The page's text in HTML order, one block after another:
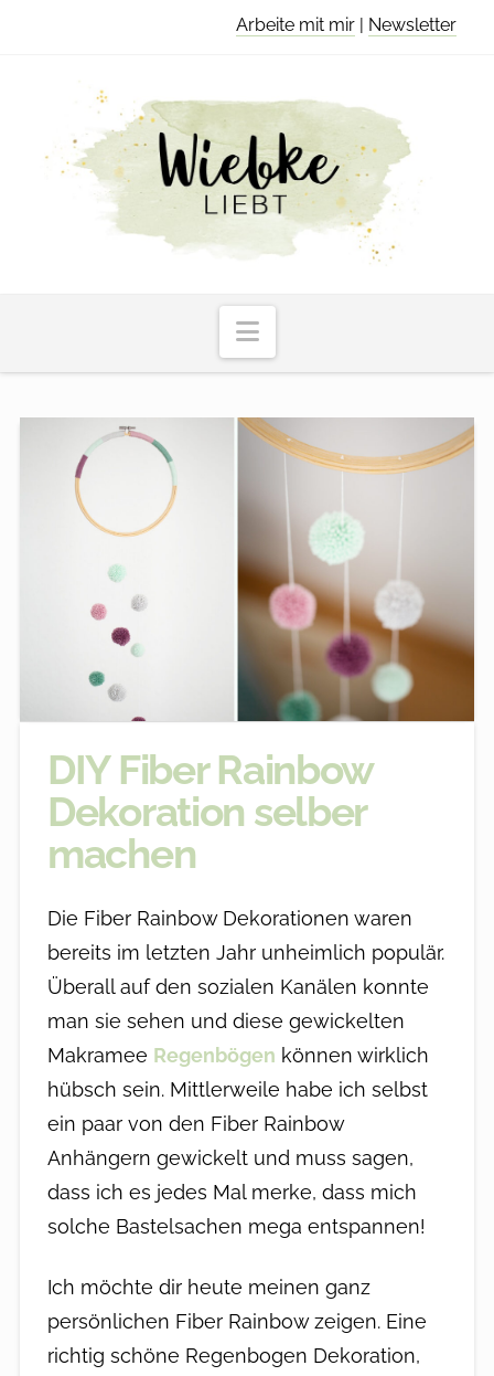
Arbeite mit mir | Newsletter
Navigation
DIY Fiber Rainbow
Dekoration selber
machen
Die Fiber Rainbow Dekorationen waren
bereits im letzten Jahr unheimlich populär.
Überall auf den sozialen Kanälen konnte
man sie sehen und diese gewickelten
Makramee Regenbögen können wirklich
hübsch sein. Mittlerweile habe ich selbst
ein paar von den Fiber Rainbow
Anhängern gewickelt und muss sagen,
dass ich es jedes Mal merke, dass mich
solche Bastelsachen mega entspannen!
Ich möchte dir heute meinen ganz
persönlichen Fiber Rainbow zeigen. Eine
richtig schöne Regenbogen Dekoration,